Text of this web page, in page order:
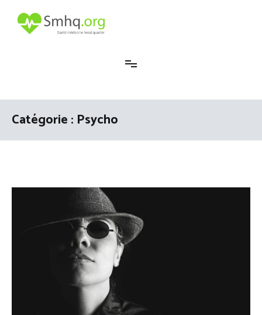
contenu
Catégorie : Psycho